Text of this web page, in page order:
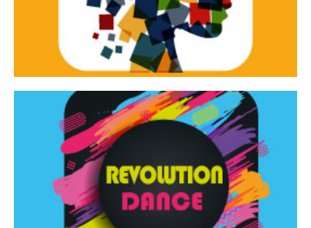
Tracce dinamiche
Revolution Dance
Rassegna di danza contemporanea – I Edizione